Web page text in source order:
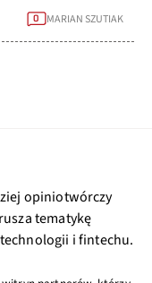
0 MARIAN SZUTIAK
opiniotwórczy
tematykę
i fintechu.